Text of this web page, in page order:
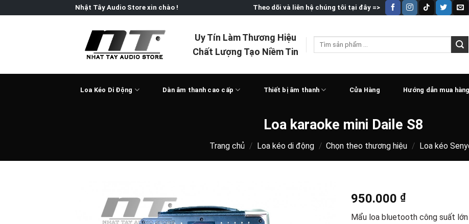
to
Nhật Tây Audio Store xin chào ! Theo dõi và liên hệ chúng tôi tại đây =>
Uy Tín Làm Thương Hiệu
Chất Lượng Tạo Niềm Tin
Tìm
Loa Kéo Di Động Dàn âm thanh cao cấp Thiết bị âm thanh Cửa Hàng Hướng dẫn mua hàng
Loa karaoke mini Daile S8
Trang chủ / Loa kéo di động / Chọn theo thương hiệu / Loa kéo
950.000 ₫
Mẩu loa bluetooth công suất